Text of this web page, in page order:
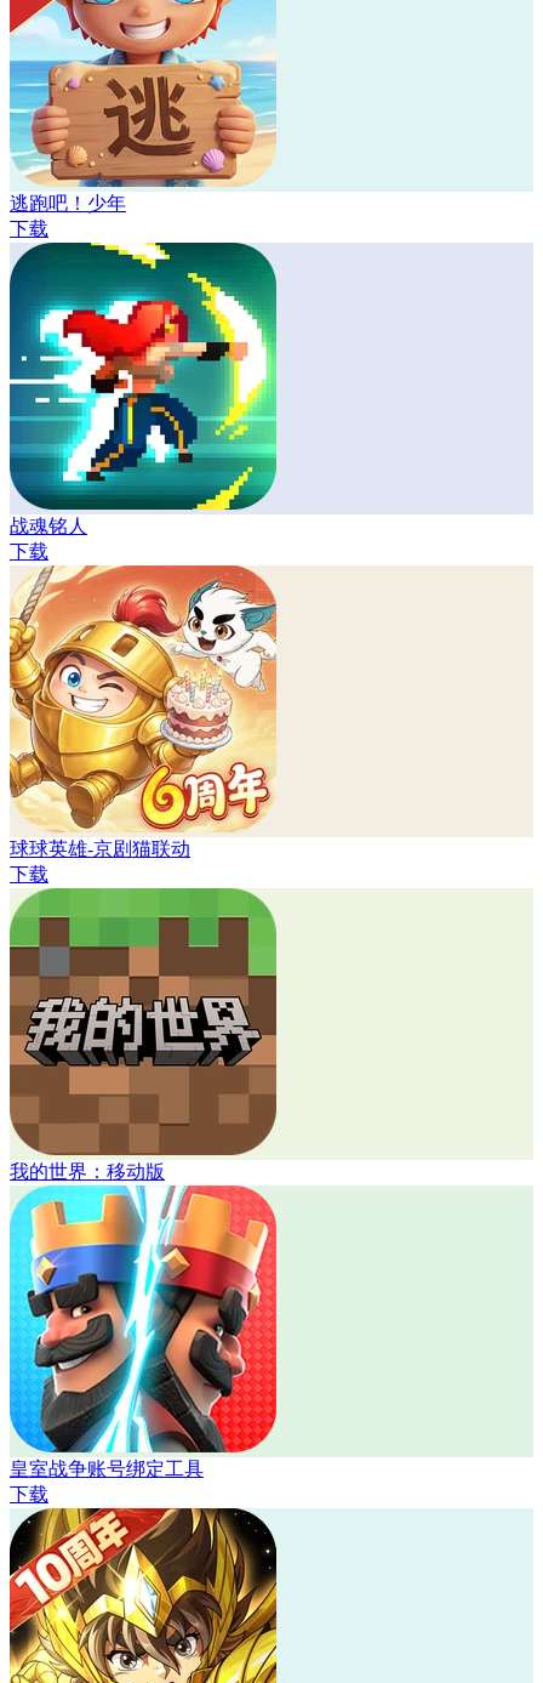
逃跑吧！少年
下载
战魂铭人
下载
球球英雄-京剧猫联动
下载
我的世界：移动版
皇室战争账号绑定工具
下载